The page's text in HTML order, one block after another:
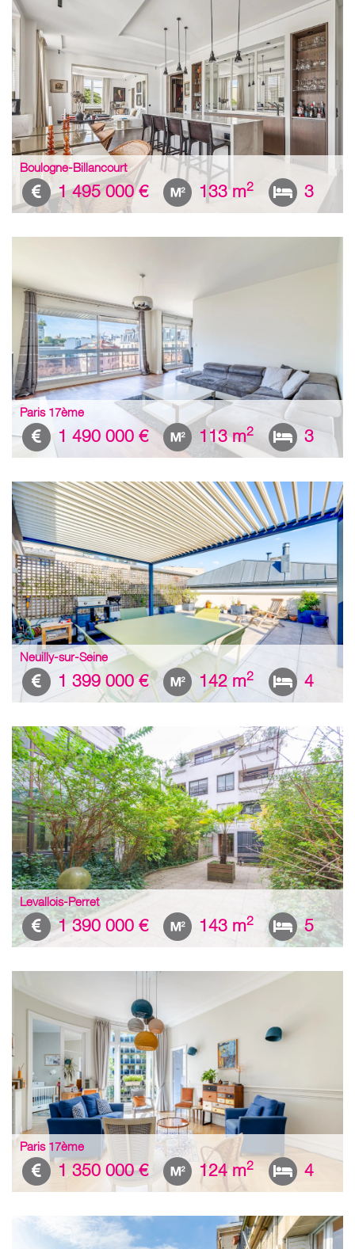
Boulogne-Billancourt
1 495 000 € 133 m2 3
Paris 17ème
1 490 000 € 113 m2 3
Neuilly-sur-Seine
1 399 000 € 142 m2 4
Levallois-Perret
1 390 000 € 143 m2 5
Paris 17ème
1 350 000 € 124 m2 4